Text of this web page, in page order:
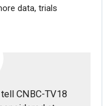
data, trials
CNBC-TV18